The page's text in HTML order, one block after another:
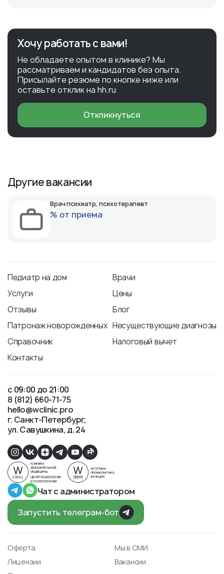
Хочу работать с вами!
Не обладаете опытом в клинике? Мы
рассматриваем и кандидатов без опыта.
Присылайте резюме по кнопке ниже или
оставьте отклик на hh.ru
Откликнуться
Другие вакансии
Врач психиатр, психотерапевт
% от приема
Педиатр на дом
Врачи
Услуги
Цены
Отзывы
Блог
Патронаж новорожденных Несуществующие диагнозы
Справочник
Налоговый вычет
Контакты
с 09:00 до 21:00
8 (812) 660-71-75
hello@wclinic.pro
г. Санкт-Петербург
ул. Савушкина, д. 24
Чат с администратором
Запустить телеграм-бот
Оферта
Мы в СМИ
Лицензии
Вакансии